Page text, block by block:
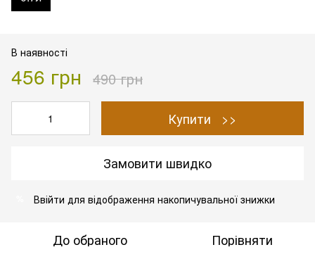
В наявності
456 грн 490 грн
Купити >>
Замовити швидко
Ввійти для відображення накопичувальної знижки
До обраного Порівняти